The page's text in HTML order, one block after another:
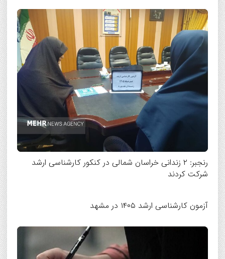
رنجبر: ۲ زندانی خراسان شمالی در کنکور کارشناسی ارشد
شرکت کردند
آزمون کارشناسی ارشد ۱۴۰۵ در مشهد